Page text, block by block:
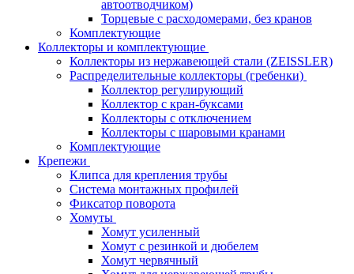
автоотводчиком)
Торцевые с расходомерами, без кранов
Комплектующие
Коллекторы и комплектующие
Коллекторы из нержавеющей стали (ZEISSLER)
Распределительные коллекторы (гребенки)
Коллектор регулирующий
Коллектор с кран-буксами
Коллекторы с отключением
Коллекторы с шаровыми кранами
Комплектующие
Крепежи
Клипса для крепления трубы
Система монтажных профилей
Фиксатор поворота
Хомуты
Хомут усиленный
Хомут с резинкой и дюбелем
Хомут червячный